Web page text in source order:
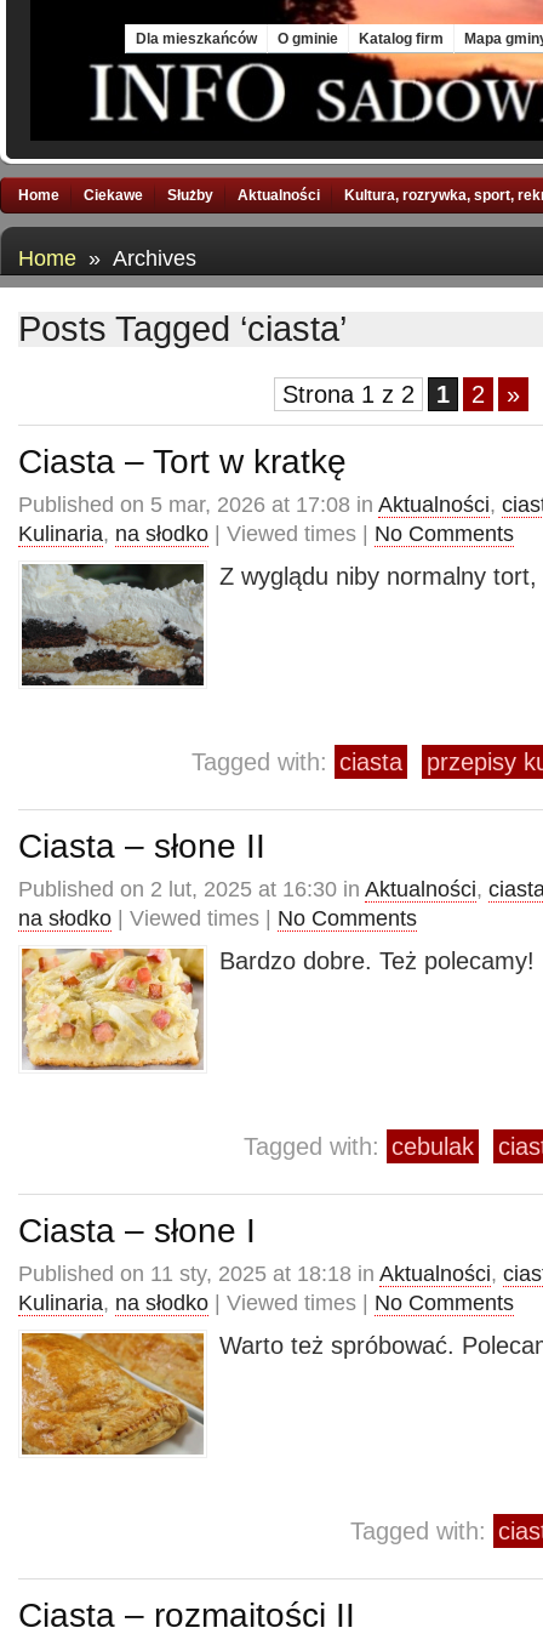
Dla mieszkańców O gminie Katalog firm Mapa
Home Ciekawe Służby Aktualności Kultura, rozrywka, sport,
Home » Archives
Posts Tagged ‘ciasta’
Strona 1 z 2 1 2 »
Ciasta – Tort w kratkę
Published on 5 mar, 2026 at 17:08 in Aktualności,
Kulinaria, na słodko | Viewed times | No Comments
Z wyglądu niby normalny
Tagged with: ciasta przepisy
Ciasta – słone II
Published on 2 lut, 2025 at 16:30 in Aktualności,
na słodko | Viewed times | No Comments
Bardzo dobre. Też polecamy!
Tagged with: cebulak
Ciasta – słone I
Published on 11 sty, 2025 at 18:18 in Aktualności,
Kulinaria, na słodko | Viewed times | No Comments
Warto też spróbować.
Tagged with:
Ciasta – rozmaitości II